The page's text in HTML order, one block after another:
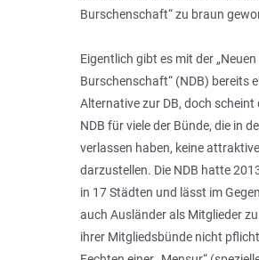
Burschenschaft“ zu braun
Eigentlich gibt es mit der
Burschenschaft“ (NDB) bereits
Alternative zur DB, doch
NDB für viele der Bünde, die in
verlassen haben, keine
darzustellen. Die NDB hatte
in 17 Städten und lässt im
auch Ausländer als Mitglieder
ihrer Mitgliedsbünde nicht